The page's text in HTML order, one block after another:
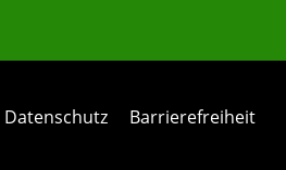
Datenschutz Barrierefreiheit